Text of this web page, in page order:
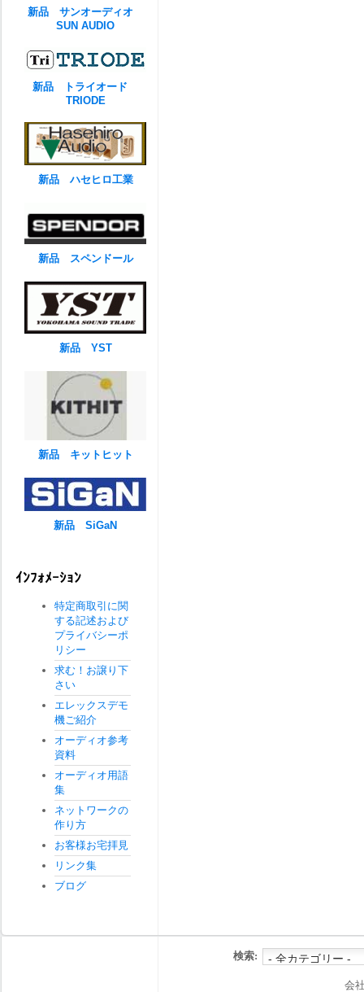
新品 サンオーディオ
SUN AUDIO
新品 トライオード
TRIODE
新品 ハセヒロ工業
新品 スペンドール
新品 YST
新品 キットヒット
新品 SiGaN
ｲﾝﾌｫﾒｰｼｮﾝ
特定商取引に関
する記述および
プライバシーポ
リシー
求む！お譲り下
さい
エレックスデモ
機ご紹介
オーディオ参考
資料
オーディオ用語
集
ネットワークの
作り方
お客様お宅拝見
リンク集
ブログ
検索:
会